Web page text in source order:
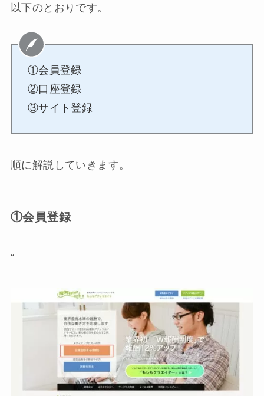
以下のとおりです。
①会員登録
②口座登録
③サイト登録
順に解説していきます。
①会員登録
“